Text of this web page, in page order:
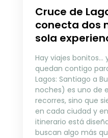
Cruce de
conecta dos
sola
Hay viajes bonitos…
quedan contigo
Lagos: Santiago a
noches) es uno de
recorres, sino que
en cada ciudad y
itinerario está
buscan algo más